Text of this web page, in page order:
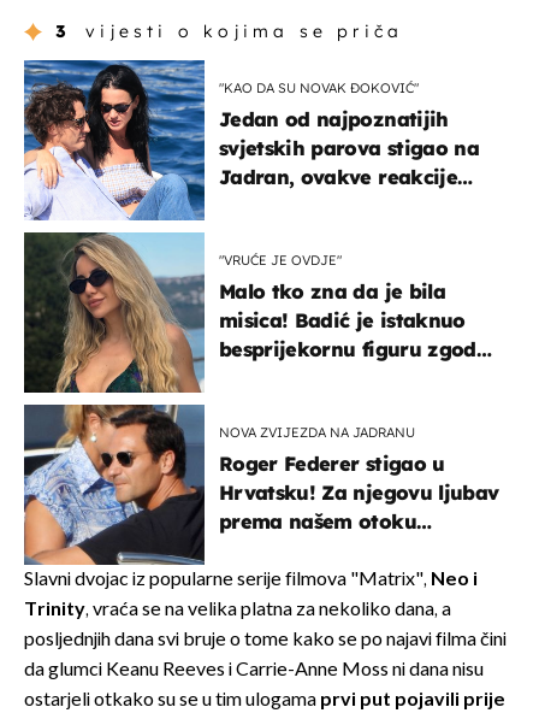
3 vijesti o kojima se priča
"KAO DA SU NOVAK ĐOKOVIĆ"
Jedan od najpoznatijih
svjetskih parova stigao na
Jadran, ovakve reakcije
"VRUĆE JE OVDJE"
Malo tko zna da je bila
misica! Badić je istaknuo
besprijekornu figuru zgodne
NOVA ZVIJEZDA NA JADRANU
Roger Federer stigao u
Hrvatsku! Za njegovu ljubav
prema našem otoku
Hrvat
Slavni dvojac iz popularne serije filmova "Matrix", Neo i
Trinity, vraća se na velika platna za nekoliko dana, a
posljednjih dana svi bruje o tome kako se po najavi filma čini
da glumci Keanu Reeves i Carrie-Anne Moss ni dana nisu
ostarjeli otkako su se u tim ulogama prvi put pojavili prije